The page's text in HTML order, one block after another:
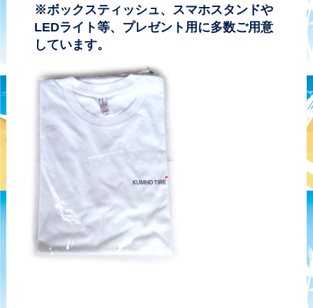
※ボックスティッシュ、スマホスタンドや
LEDライト等、プレゼント用に多数ご用意
しています。